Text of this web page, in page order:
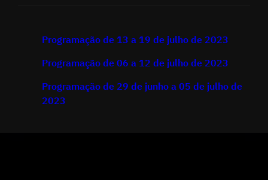
Programação de 13 a 19 de julho de 2023
Programação de 06 a 12 de julho de 2023
Programação de 29 de junho a 05 de julho de
2023